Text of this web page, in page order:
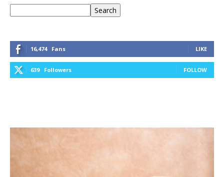
Search
16,474 Fans LIKE
639 Followers FOLLOW